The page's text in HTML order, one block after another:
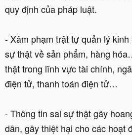
quy định của pháp luật.
- Xâm phạm trật tự quản lý
sự thật về sản phẩm, hàng
thật trong lĩnh vực tài chính,
điện tử, thanh toán điện tử…
- Thông tin sai sự thật gây
dân, gây thiệt hại cho các hoạt